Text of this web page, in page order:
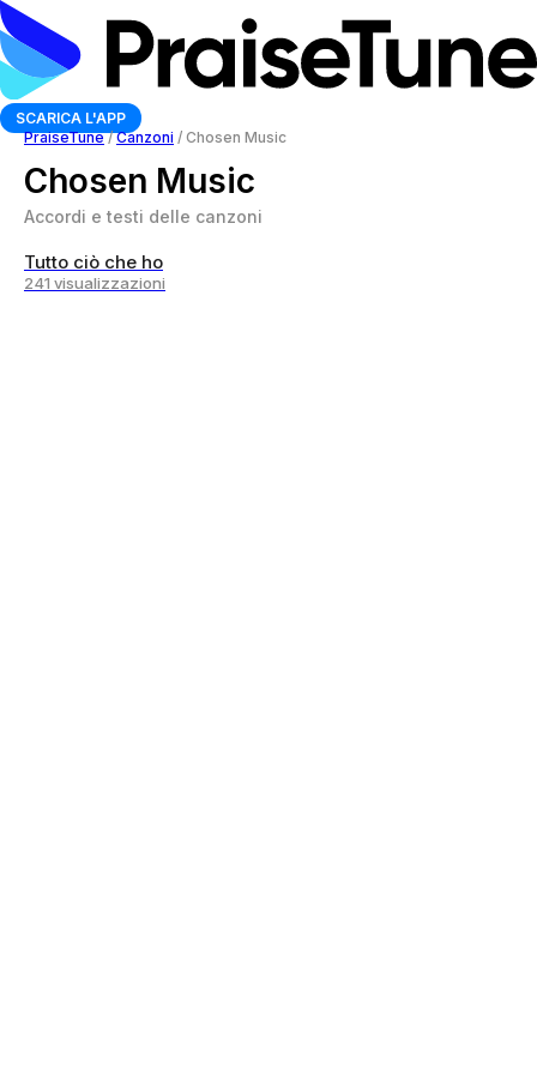
SCARICA L'APP
PraiseTune / Canzoni / Chosen Music
Chosen Music
Accordi e testi delle canzoni
Tutto ciò che ho
241 visualizzazioni